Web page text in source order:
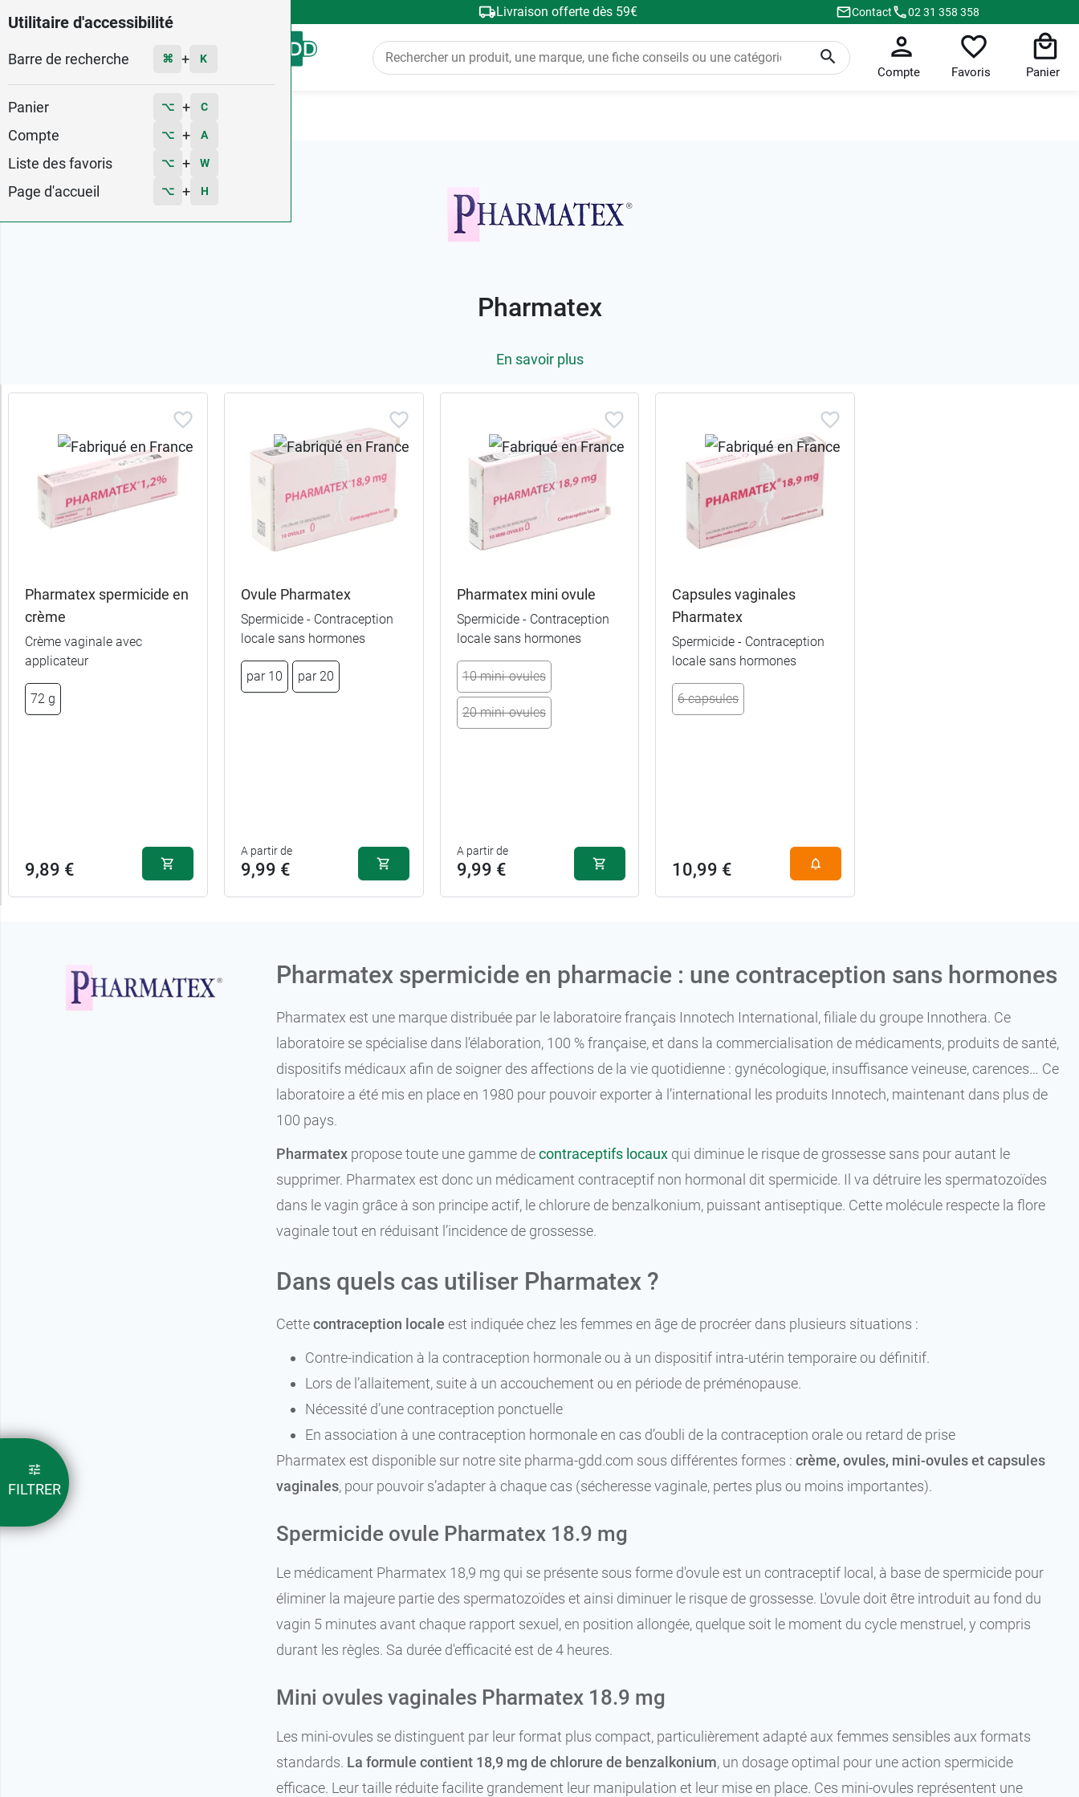
Utilitaire d'accessibilité
Barre de recherche ⌘ + K
Panier ⌥ + C
Compte ⌥ + A
Liste des favoris ⌥ + W
Page d'accueil ⌥ + H
Livraison offerte dès 59€ Contact 02 31 358 358
Menu
Compte Favoris Panier
Pharmatex
En savoir plus
Par défaut
Fabriqué
France
FILTRER
Pharmatex spermicide en
crème
Crème vaginale avec
applicateur
72 g
9,89 €
Ovule Pharmatex
Spermicide - Contraception
locale sans hormones
par 10 par 20
A partir de
9,99 €
9,99 €
Pharmatex mini ovule
Spermicide - Contraception
locale sans hormones
10 mini-ovules
20 mini-ovules
A partir de
9,99 €
10 mini-ovules 9,99 €
20 mini-ovules
Capsules vaginales
Pharmatex
Spermicide - Contraception
locale sans hormones
6 capsules
10,99 €
Pharmatex spermicide en pharmacie : une contraception sans hormones
Pharmatex est une marque distribuée par le laboratoire français Innotech International, filiale du groupe Innothera. Ce
laboratoire se spécialise dans l’élaboration, 100 % française, et dans la commercialisation de médicaments, produits de santé,
dispositifs médicaux afin de soigner des affections de la vie quotidienne : gynécologique, insuffisance veineuse, carences… Ce
laboratoire a été mis en place en 1980 pour pouvoir exporter à l’international les produits Innotech, maintenant dans plus de
100 pays.
Pharmatexpropose toute une gamme decontraceptifs locauxqui diminue le risque de grossesse sans pour autant le
supprimer. Pharmatex est donc un médicament contraceptif non hormonal dit spermicide. Il va détruire les spermatozoïdes
dans le vagin grâce à son principe actif, le chlorure de benzalkonium, puissant antiseptique. Cette molécule respecte la flore
vaginale tout en réduisant l’incidence de grossesse.
Dans quels cas utiliser Pharmatex ?
Cettecontraception locale est indiquée chez les femmes en âge de procréer dans plusieurs situations :
Contre-indication à la contraception hormonale ou à un dispositif intra-utérin temporaire ou définitif.
Lors de l’allaitement, suite à un accouchement ou en période de préménopause.
Nécessité d’une contraception ponctuelle
En association à une contraception hormonale en cas d’oubli de la contraception orale ou retard de prise
Pharmatex est disponible sur notre site pharma-gdd.com sous différentes formes : crème, ovules, mini-ovules et capsules
vaginales, pour pouvoir s’adapter à chaque cas (sécheresse vaginale, pertes plus ou moins importantes).
Spermicide ovule Pharmatex 18.9 mg
Le médicament Pharmatex 18,9 mg qui se présente sous forme d'ovule est un contraceptif local, à base de spermicide pour
éliminer la majeure partie des spermatozoïdes et ainsi diminuer le risque de grossesse. L'ovule doit être introduit au fond du
vagin 5 minutes avant chaque rapport sexuel, en position allongée, quelque soit le moment du cycle menstruel, y compris
durant les règles. Sa durée d'efficacité est de 4 heures.
Mini ovules vaginales Pharmatex 18.9 mg
Les mini-ovules se distinguent par leur format plus compact, particulièrement adapté aux femmes sensibles aux formats
standards. La formule contient 18,9 mg de chlorure de benzalkonium, un dosage optimal pour une action spermicide
efficace. Leur taille réduite facilite grandement leur manipulation et leur mise en place. Ces mini-ovules représentent une